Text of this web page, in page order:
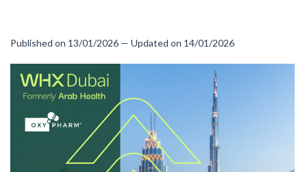
Published on 13/01/2026 — Updated on 14/01/2026